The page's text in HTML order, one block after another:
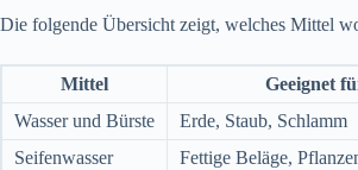
Die folgende Übersicht zeigt, welches Mittel
Mittel Geeignet
Wasser und Bürste
Erde, Staub, Schlamm
Seifenwasser
Fettige Beläge,